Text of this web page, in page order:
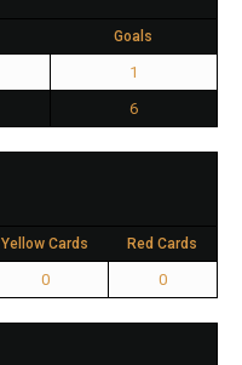
Goals
1
6
Yellow Cards Red Cards
0 0